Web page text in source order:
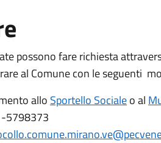
possono fare richiesta
al Comune con le seguenti
allo Sportello Socialeo al
5798373